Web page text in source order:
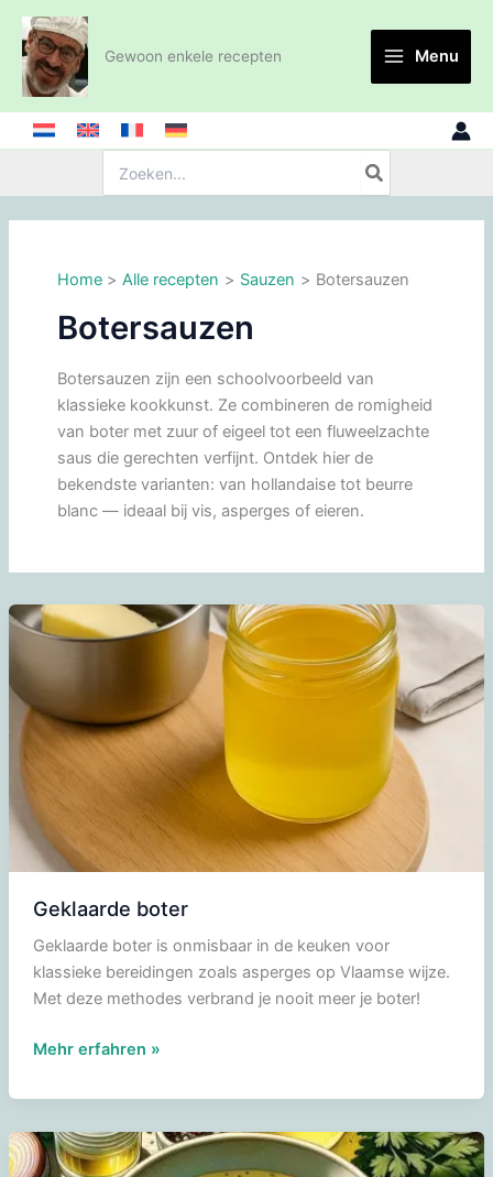
naar
inhoud
Gewoon enkele recepten Menu
Home Alle recepten Sauzen Botersauzen
Botersauzen
Botersauzen zijn een schoolvoorbeeld van
klassieke kookkunst. Ze combineren de romigheid
van boter met zuur of eigeel tot een fluweelzachte
saus die gerechten verfijnt. Ontdek hier de
bekendste varianten: van hollandaise tot beurre
blanc — ideaal bij vis, asperges of eieren.
Geklaarde boter
Geklaarde boter is onmisbaar in de keuken voor
klassieke bereidingen zoals asperges op Vlaamse wijze.
Met deze methodes verbrand je nooit meer je boter!
Geklaarde
Mehr erfahren »